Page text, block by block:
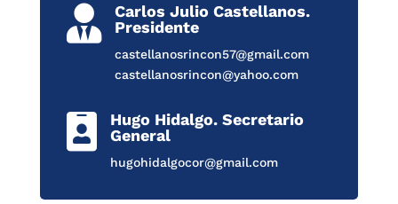

Carlos Julio Castellanos.
Presidente
castellanosrincon57@gmail.com
castellanosrincon@yahoo.com

Hugo Hidalgo. Secretario
General
hugohidalgocor@gmail.com